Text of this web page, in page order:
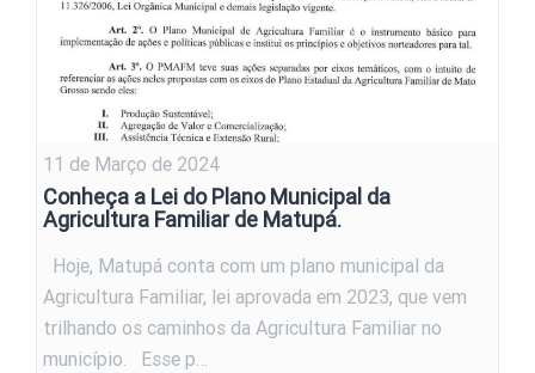
11 de Março de 2024
Conheça a Lei do Plano Municipal da
Agricultura Familiar de Matupá.
Hoje, Matupá conta com um plano municipal da
Agricultura Familiar, lei aprovada em 2023, que vem
trilhando os caminhos da Agricultura Familiar no
município. Esse p…